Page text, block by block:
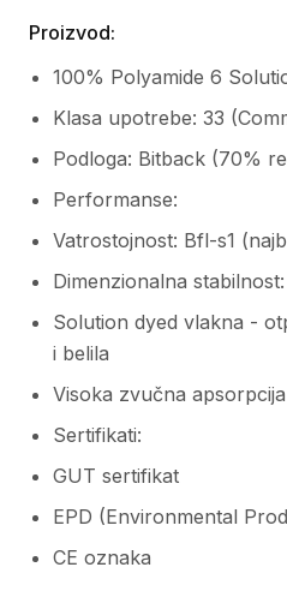
Proizvod:
100% Polyamide 6
Klasa upotrebe: 33
Podloga: Bitback (70%
Performanse:
Vatrostojnost: Bfl-s1
Dimenzionalna
Solution dyed vlakna -
i belila
Visoka zvučna apsorpcija
Sertifikati:
GUT sertifikat
EPD (Environmental
CE oznaka